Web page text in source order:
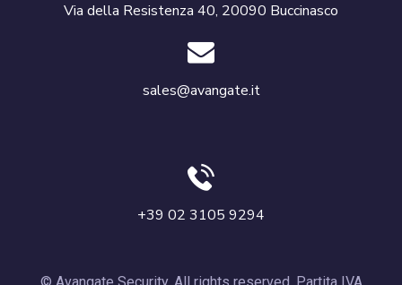
Via della Resistenza 40, 20090 Buccinasco
sales@avangate.it
+39 02 3105 9294